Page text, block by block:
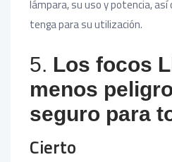
lámpara, su uso y potencia, así
tenga para su utilización.
5. Los focos
menos
seguro para
Cierto